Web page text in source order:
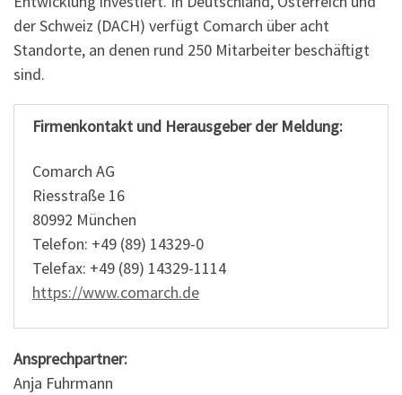
der Schweiz (DACH) verfügt Comarch über acht
Standorte, an denen rund 250 Mitarbeiter beschäftigt
sind.
Firmenkontakt und Herausgeber der Meldung:
Comarch AG
Riesstraße 16
80992 München
Telefon: +49 (89) 14329-0
Telefax: +49 (89) 14329-1114
https://www.comarch.de
Ansprechpartner:
Anja Fuhrmann